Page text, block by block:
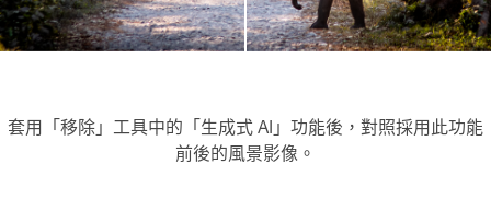
套用「移除」工具中的「生成式 AI」功能後，對照採用此功能
前後的風景影像。